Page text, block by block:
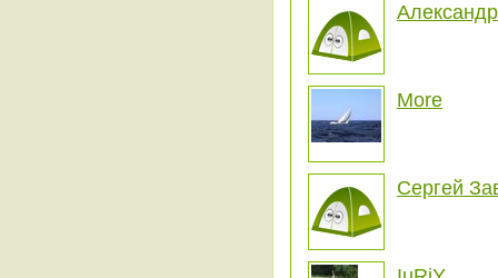
Александр
More
Сергей